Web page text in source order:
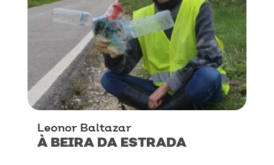
Leonor Baltazar
À BEIRA DA ESTRADA